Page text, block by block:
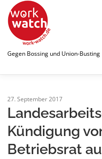
Inhalt
springen
Gegen Bossing und Union-Busting
ÜBER UNS NEWS
27. September 2017
Kündigung
Betriebsrat